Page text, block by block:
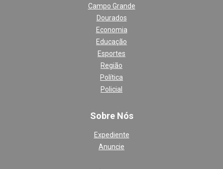
Campo Grande
Dourados
Economia
Educação
Esportes
Região
Política
Policial
Sobre Nós
Expediente
Anuncie